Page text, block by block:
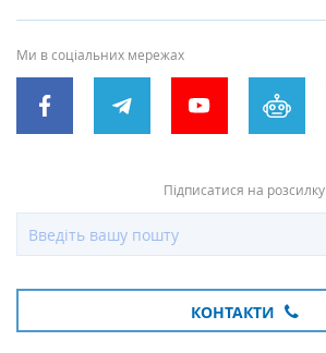
Ми в соціальних мережах
Підписатися на розсилку
КОНТАКТИ